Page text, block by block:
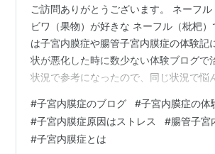
ご訪問ありがとうございます。 ネーフル
ビワ（果物）が好きな ネーフル（枇杷
は子宮内膜症や腸管子宮内膜症の体験記
状が悪化した時に数少ない体験ブログで
状況で参考になったので、同じ状況で悩
は49歳（2022年5月）、両卵巣切除後の
も綴っていきたいと思います。 子宮内膜
膜症の不妊治療 手術歴 注意事項 子宮内
#子宮内膜症のブログ #子宮内膜症の体
#子宮内膜症原因はストレス #腸管子宮
#子宮内膜症とは